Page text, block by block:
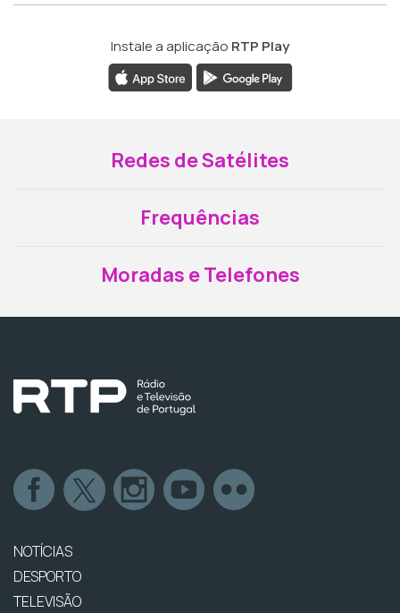
Instale a aplicação RTP Play
Redes de Satélites
Frequências
Moradas e Telefones
NOTÍCIAS
DESPORTO
TELEVISÃO